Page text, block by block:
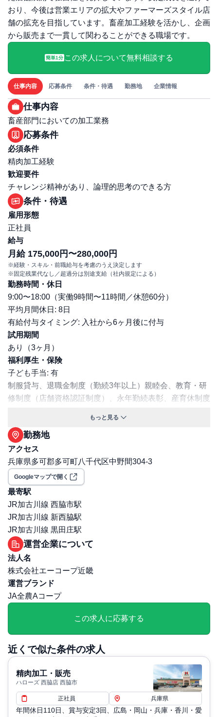
おり、今後は営業エリアの拡大やファーマーズスタイル店
舗の拡充を目指しています。畜産加工経験を活かし、企画
から販売まで一貫して関わることができる職場です。
簡単1分 この求人について無料相談する
仕事内容 応募条件 条件・待遇 勤務地 企業情報
仕事内容
畜産部門においての加工業務
応募条件
必須条件
精肉加工経験
歓迎要件
チャレンジ精神があり、論理的思考のできる方
条件・待遇
雇用形態
正社員
給与
月給 175,000円〜280,000円
※経験・スキル・前職給与を考慮のうえ決定します
※固定残業代なし／超過分は別途支給（社内規定による）
勤務時間・休日
9:00〜18:00（実働9時間〜11時間／休憩60分）
平均月間休日: 8⽇
有給付与タイミング: 入社から6ヶ月後に付与
試用期間
あり（3ヶ月）
福利厚生・保険
子ども手当: 有
制服貸与、退職⾦制度（勤続3年以上）親睦会、教育・研
修制度（店舗資格認証制度）、永年勤続表彰、産育休制度
き14,000円）
交通費支給: 有
社宅・寮あり
保険: 社会保険完備（健康保険・厚生年金・雇用保険・労
災保険）
職場環境・ルール
受動喫煙対策（喫煙ルール）: 無
選考プロセス
面接回数: 3回
選考プロセス詳細: まずは説明会・職場見学で、その後別
日で面接
その他
退職・定年に関する補足: ・雇用形態：正社員、契約社員
(嘱託社員)・定年制 60歳まで※65歳まで再雇用あり
通勤・住居に関する補足: 独⾝寮（寮費5,000円）
もっと見る
勤務地
アクセス
兵庫県多可郡多可町八千代区中野間304-3
Googleマップで開く
最寄駅
JR加古川線 西脇市駅
JR加古川線 新西脇駅
JR加古川線 黒田庄駅
運営企業について
法人名
株式会社エーコープ近畿
運営ブランド
JA全農Aコープ
この求人に応募する
近くで似た条件の求人
精肉加工・販売
ハローズ 西脇店 西脇市
正社員 兵庫県
年間休日110日、賞与安定3回、広島・岡山・兵庫・香川・愛